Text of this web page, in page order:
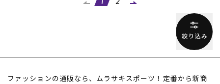
1 2
ファッションの通販なら、ムラサキスポーツ！定番から新商